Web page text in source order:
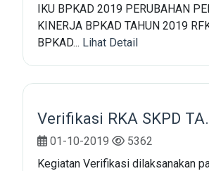
IKU BPKAD 2019 PERUBAHAN
KINERJA BPKAD TAHUN 2019
BPKAD... Lihat Detail
Verifikasi RKA SKPD
01-10-2019
5362
Kegiatan Verifikasi dilaksanakan